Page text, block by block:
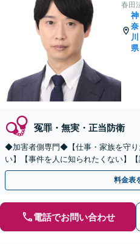
春田
神
奈
川
県
冤罪・無実・正当防衛
◆加害者側専門◆【仕事・家族を守り
い】【事件を人に知られたくない】【
料金表
電話でお問い合わせ